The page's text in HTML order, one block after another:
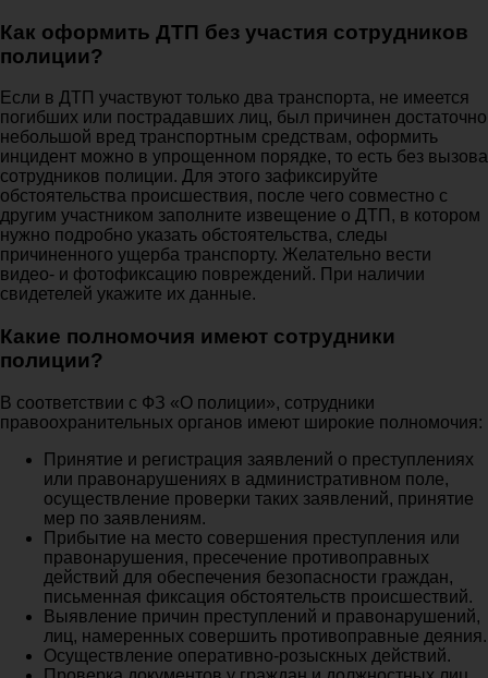
Как оформить ДТП без участия сотрудников
полиции?
Если в ДТП участвуют только два транспорта, не имеется
погибших или пострадавших лиц, был причинен достаточно
небольшой вред транспортным средствам, оформить
инцидент можно в упрощенном порядке, то есть без вызова
сотрудников полиции. Для этого зафиксируйте
обстоятельства происшествия, после чего совместно с
другим участником заполните извещение о ДТП, в котором
нужно подробно указать обстоятельства, следы
причиненного ущерба транспорту. Желательно вести
видео- и фотофиксацию повреждений. При наличии
свидетелей укажите их данные.
Какие полномочия имеют сотрудники
полиции?
В соответствии с ФЗ «О полиции», сотрудники
правоохранительных органов имеют широкие полномочия:
Принятие и регистрация заявлений о преступлениях
или правонарушениях в административном поле,
осуществление проверки таких заявлений, принятие
мер по заявлениям.
Прибытие на место совершения преступления или
правонарушения, пресечение противоправных
действий для обеспечения безопасности граждан,
письменная фиксация обстоятельств происшествий.
Выявление причин преступлений и правонарушений,
лиц, намеренных совершить противоправные деяния.
Осуществление оперативно-розыскных действий.